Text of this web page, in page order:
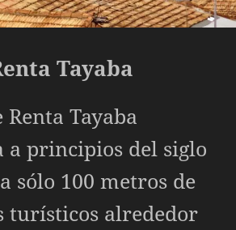
Tayaba
Renta Tayaba
a principios del siglo
sólo 100 metros de
turísticos alrededor